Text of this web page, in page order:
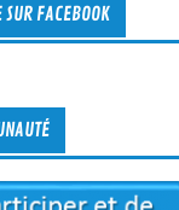
SUR FACEBOOK